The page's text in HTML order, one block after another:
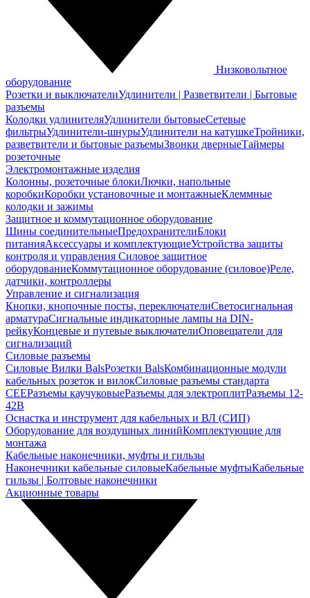
Низковольтное
оборудование
Розетки и выключателиУдлинители | Разветвители | Бытовые
разъемы
Колодки удлинителяУдлинители бытовыеСетевые
фильтрыУдлинители-шнурыУдлинители на катушкеТройники,
разветвители и бытовые разъемыЗвонки дверныеТаймеры
розеточные
Электромонтажные изделия
Колонны, розеточные блокиЛючки, напольные
коробкиКоробки установочные и монтажныеКлеммные
колодки и зажимы
Защитное и коммутационное оборудование
Шины соединительныеПредохранителиБлоки
питанияАксессуары и комплектующиеУстройства защиты
контроля и управления Силовое защитное
оборудованиеКоммутационное оборудование (силовое)Реле,
датчики, контроллеры
Управление и сигнализация
Кнопки, кнопочные посты, переключателиСветосигнальная
арматураСигнальные индикаторные лампы на DIN-
рейкуКонцевые и путевые выключателиОповещатели для
сигнализаций
Силовые разъемы
Силовые Вилки BalsРозетки BalsКомбинационные модули
кабельных розеток и вилокСиловые разъемы стандарта
CEEРазъемы каучуковыеРазъемы для электроплитРазъемы 12-
42В
Оснастка и инструмент для кабельных и ВЛ (СИП)
Оборудование для воздушных линийКомплектующие для
монтажа
Кабельные наконечники, муфты и гильзы
Наконечники кабельные силовыеКабельные муфтыКабельные
гильзы | Болтовые наконечники
Акционные товары